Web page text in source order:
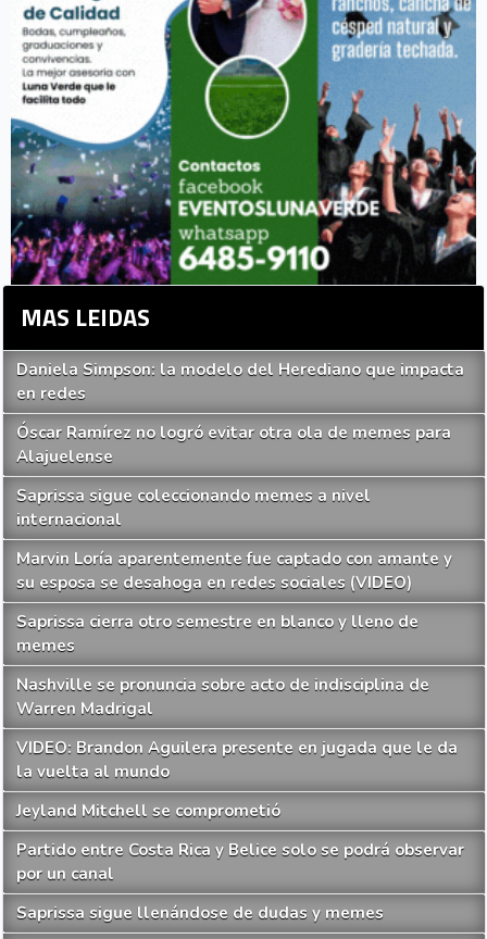
MAS LEIDAS
Daniela Simpson: la modelo del Herediano que impacta
en redes
Óscar Ramírez no logró evitar otra ola de memes para
Alajuelense
Saprissa sigue coleccionando memes a nivel
internacional
Marvin Loría aparentemente fue captado con amante y
su esposa se desahoga en redes sociales (VIDEO)
Saprissa cierra otro semestre en blanco y lleno de
memes
Nashville se pronuncia sobre acto de indisciplina de
Warren Madrigal
VIDEO: Brandon Aguilera presente en jugada que le da
la vuelta al mundo
Jeyland Mitchell se comprometió
Partido entre Costa Rica y Belice solo se podrá observar
por un canal
Saprissa sigue llenándose de dudas y memes